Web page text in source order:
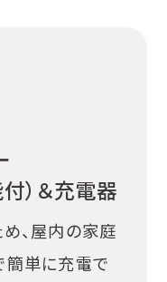
）＆充電器
、屋内の家庭
簡単に充電で